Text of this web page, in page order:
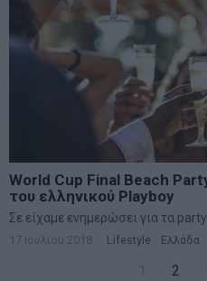
World Cup Final Beach
του ελληνικού Playboy
Σε είχαμε ενημερώσει για τα
17 Ιουλίου 2018 Lifestyle Ελλάδα
2